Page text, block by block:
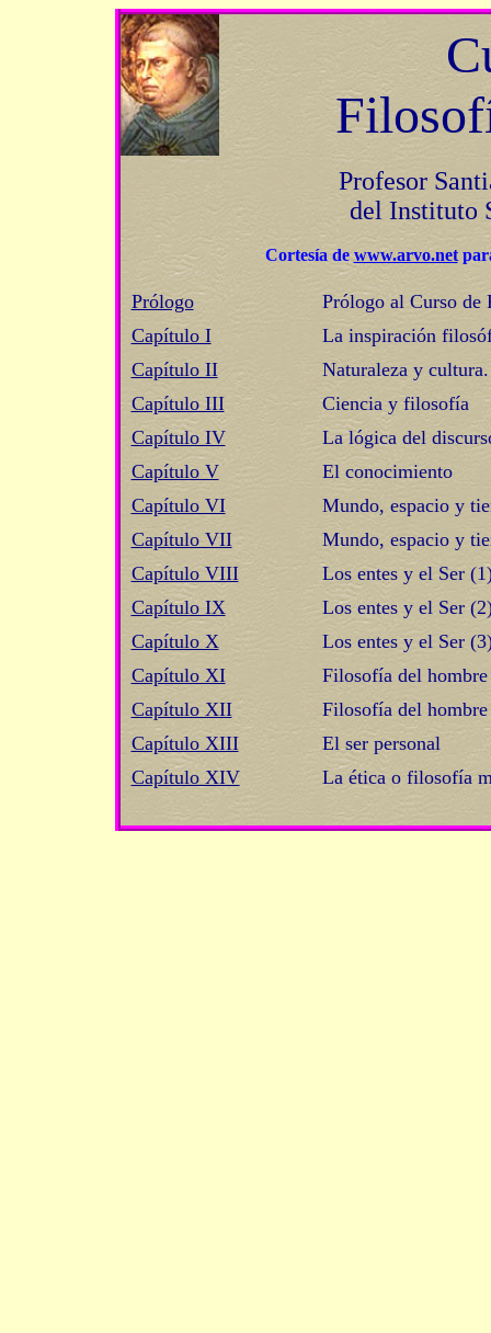
Profesor
del Instituto
Cortesía dewww.arvo.net
Prólogo
Prólogo al Curso
Capítulo I
La inspiración
Capítulo II
Naturaleza y
Capítulo III
Ciencia y filosofía
Capítulo IV
La lógica del
Capítulo V
El conocimiento
Capítulo VI
Mundo, espacio y
Capítulo VII
Mundo, espacio y
Capítulo VIII
Los entes y el Ser
Capítulo IX
Los entes y el Ser
Capítulo X
Los entes y el Ser
Capítulo XI
Filosofía del
Capítulo XII
Filosofía del
Capítulo XIII
El ser personal
Capítulo XIV
La ética o filosofía